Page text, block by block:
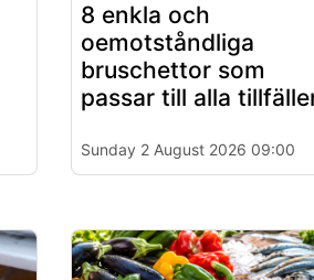
8 enkla och
oemotståndliga
bruschettor som
passar till alla
Sunday 2 August 2026 09:00